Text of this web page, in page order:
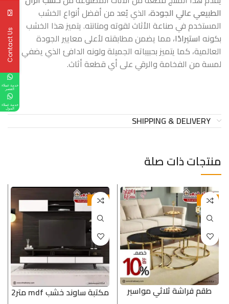
الطبيعي عالي الجودة، الذي يُعد من أفضل أنواع الخشب
المستخدم في صناعة الأثاث لقوته ومتانته. يتميز هذا الخشب
بكونه استيرادًا، مما يضمن مطابقته لأعلى معايير الجودة
العالمية، كما يتميز بحبيباته الجميلة ولونه الدافئ الذي يضفي
لمسة من الفخامة والرقي على أي قطعة أثاث.
SHIPPING & DELIVERY
منتجات ذات صلة
-13%
طقم فراشة ثلاثي مواسير
-14%
مكتبة ساوند خشب mdf متر2
Contact Us
خدمة عملاء
القصر
خدمة عملاء
المول